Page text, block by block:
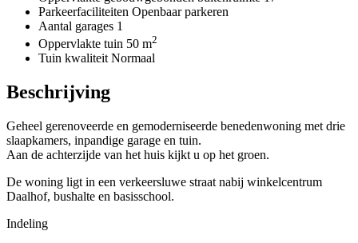
Parkeerfaciliteiten Openbaar parkeren
Aantal garages 1
Oppervlakte tuin 50 m2
Tuin kwaliteit Normaal
Beschrijving
Geheel gerenoveerde en gemoderniseerde benedenwoning met drie
slaapkamers, inpandige garage en tuin.
Aan de achterzijde van het huis kijkt u op het groen.
De woning ligt in een verkeersluwe straat nabij winkelcentrum
Daalhof, bushalte en basisschool.
Indeling